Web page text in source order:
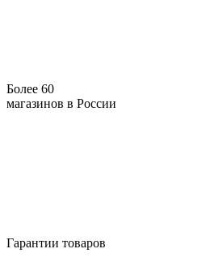
Более 60
магазинов в России
Гарантии товаров